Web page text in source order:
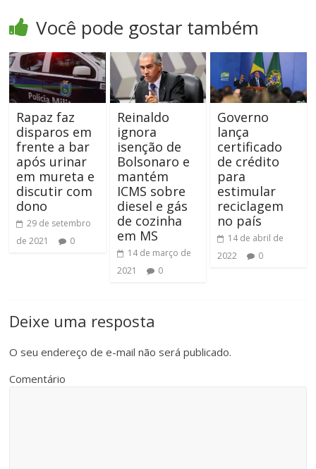
Você pode gostar também
Rapaz faz
disparos em
frente a bar
após urinar
em mureta e
discutir com
dono
29 de setembro
de 2021
0
Reinaldo
ignora
isenção de
Bolsonaro e
mantém
ICMS sobre
diesel e gás
de cozinha
em MS
14 de março de
2021
0
Governo
lança
certificado
de crédito
para
estimular
reciclagem
no país
14 de abril de
2022
0
Deixe uma resposta
O seu endereço de e-mail não será publicado.
Comentário